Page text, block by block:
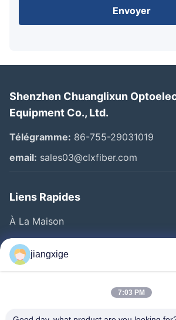
Envoyer
Shenzhen Chuanglixun
Equipment Co., Ltd.
Télégramme: 86-755-29031019
email: sales03@clxfiber.com
Liens Rapides
À La Maison
Produits
À Propos De Nous
jiangxige
7:03 PM